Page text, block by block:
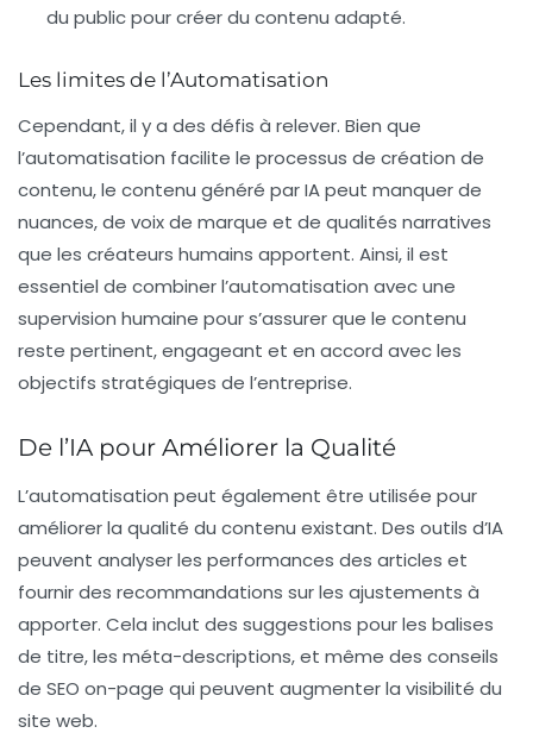
du public pour créer du contenu adapté.
Les limites de l’Automatisation
Cependant, il y a des défis à relever. Bien que
l’automatisation facilite le processus de création de
contenu, le contenu généré parIApeut manquer de
nuances, de voix de marque et de qualités narratives
que les créateurs humains apportent. Ainsi, il est
essentiel de combiner l’automatisation avec une
supervision humaine pour s’assurer que le contenu
reste pertinent, engageant et en accord avec les
objectifs stratégiques de l’entreprise.
De l’IA pour Améliorer la Qualité
L’automatisation peut également être utilisée pour
améliorer la qualité du contenu existant. Des outils d’IA
peuvent analyser les performances des articles et
fournir des recommandations sur les ajustements à
apporter. Cela inclut des suggestions pour les balises
de titre, les méta-descriptions, et même des conseils
de SEO on-page qui peuvent augmenter la visibilité du
site web.